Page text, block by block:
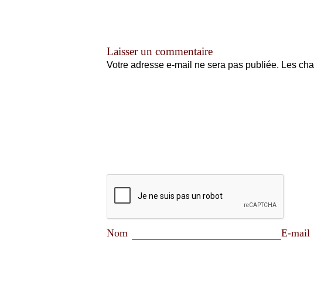
Laisser un commentaire
Votre adresse e-mail ne sera pas publiée. Les
Nom E-mail